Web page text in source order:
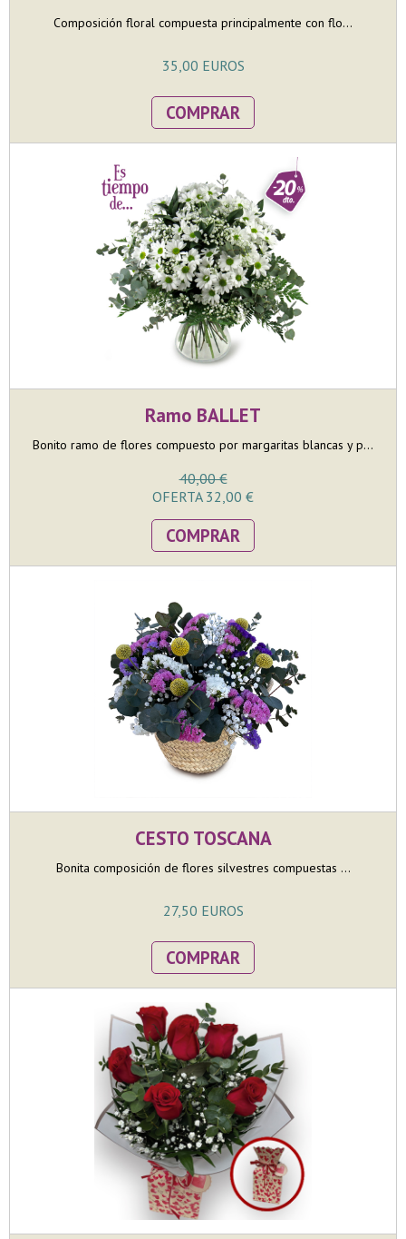
Composición floral compuesta principalmente con flo...
35,00 EUROS
COMPRAR
Ramo BALLET
Bonito ramo de flores compuesto por margaritas blancas y p...
40,00 €
OFERTA 32,00 €
COMPRAR
CESTO TOSCANA
Bonita composición de flores silvestres compuestas ...
27,50 EUROS
COMPRAR